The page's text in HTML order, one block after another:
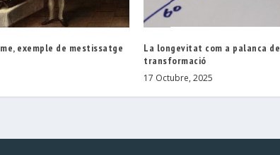
exemple de mestissatge
La longevitat com a palanca de
transformació
17 Octubre, 2025